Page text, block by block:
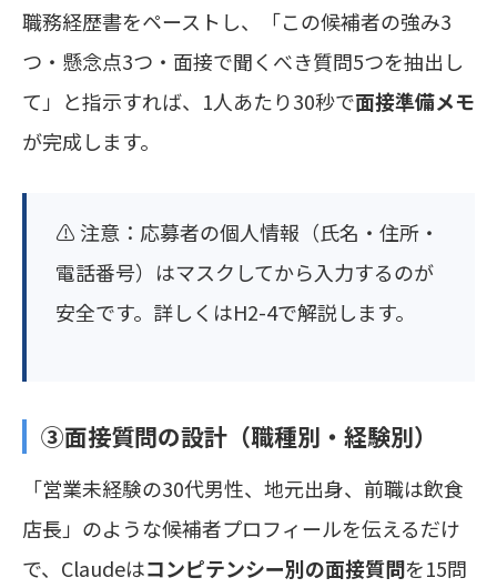
職務経歴書をペーストし、「この候補者の強み3
つ・懸念点3つ・面接で聞くべき質問5つを抽出し
て」と指示すれば、1人あたり30秒で面接準備メモ
が完成します。
⚠️ 注意：応募者の個人情報（氏名・住所・
電話番号）はマスクしてから入力するのが
安全です。詳しくはH2-4で解説します。
③面接質問の設計（職種別・経験別）
「営業未経験の30代男性、地元出身、前職は飲食
店長」のような候補者プロフィールを伝えるだけ
で、Claudeはコンピテンシー別の面接質問を15問